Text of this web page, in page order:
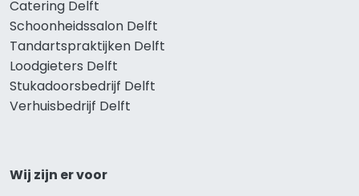
Catering Delft
Schoonheidssalon Delft
Tandartspraktijken Delft
Loodgieters Delft
Stukadoorsbedrijf Delft
Verhuisbedrijf Delft
Wij zijn er voor